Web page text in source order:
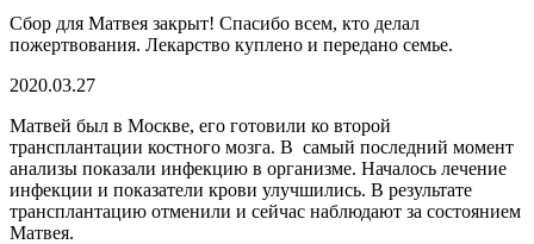
Сбор для Матвея закрыт! Спасибо всем, кто делал
пожертвования. Лекарство куплено и передано семье.
2020.03.27
Матвей был в Москве, его готовили ко второй
трансплантации костного мозга. В самый последний момент
анализы показали инфекцию в организме. Началось лечение
инфекции и показатели крови улучшились. В результате
трансплантацию отменили и сейчас наблюдают за состоянием
Матвея.